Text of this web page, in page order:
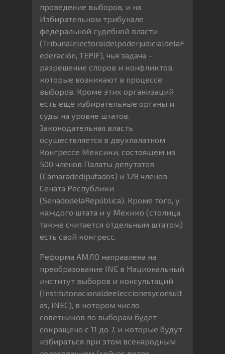
проведение выборов, и на
Избирательном трибунале
федеральной судебной власти
(TribunalelectoraldelpoderjudicialdelaF
ederación, TEPJF), чья задача –
разрешение споров и конфликтов,
которые возникают в процессе
выборов. Кроме этих организаций
есть еще избирательные органы и
суды на уровне штатов.
Законодательная власть
осуществляется в двухпалатном
Конгрессе Мексики, состоящем из
500 членов Палаты депутатов
(Cámaradediputados) и 128 членов
Сената Республики
(SenadodelaRepública). Кроме того, у
каждого штата и у Мехико (столица
также считается отдельным штатом)
есть свой конгресс.
Реформа АМЛО направлена на
преобразование INE в Национальный
институт выборов и консультаций
(Institutonacionaldeeleccionesyconsult
as, INEC), в котором число
советников по выборам будет
сокращено с 11 до 7, и которые будут
избираться при этом всенародным